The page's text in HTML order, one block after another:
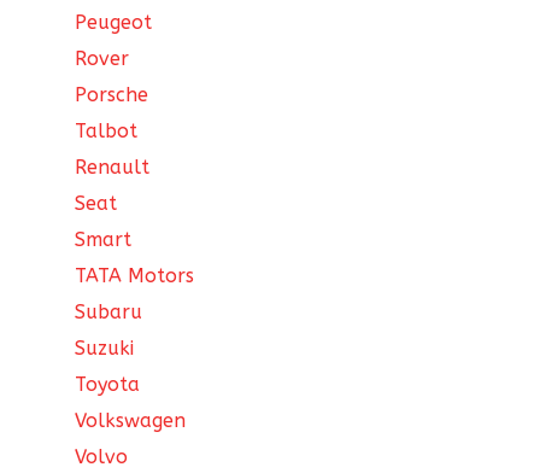
Peugeot
Rover
Porsche
Talbot
Renault
Seat
Smart
TATA Motors
Subaru
Suzuki
Toyota
Volkswagen
Volvo